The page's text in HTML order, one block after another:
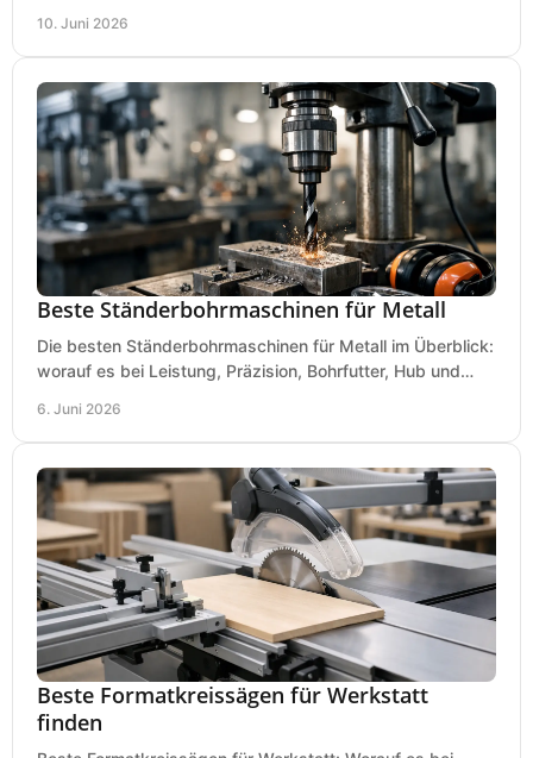
10. Juni 2026
Beste Ständerbohrmaschinen für Metall
Die besten Ständerbohrmaschinen für Metall im Überblick:
worauf es bei Leistung, Präzision, Bohrfutter, Hub und
6. Juni 2026
Beste Formatkreissägen für Werkstatt
finden